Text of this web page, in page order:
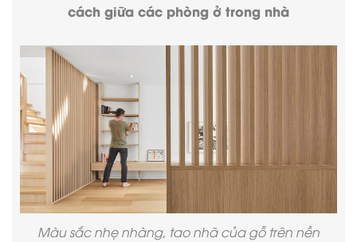
cách giữa các phòng ở trong nhà
Màu sắc nhẹ nhàng, tao nhã của gỗ trên nền